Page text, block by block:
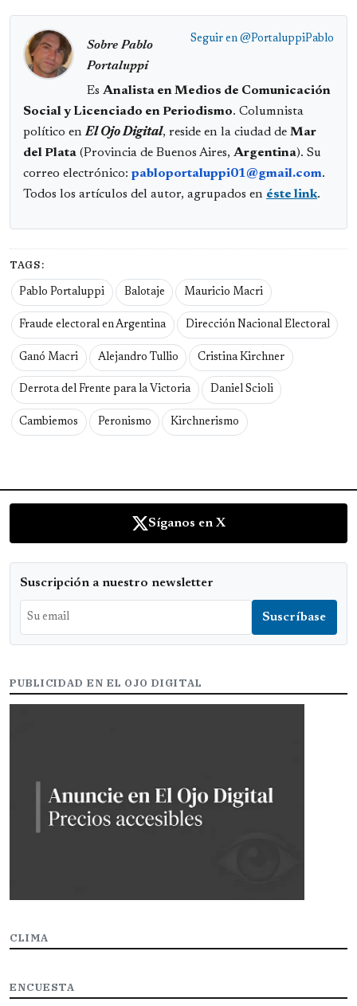
Seguir en @PortaluppiPablo
Sobre Pablo
Portaluppi
Es Analista en Medios de Comunicación
Social y Licenciado en Periodismo. Columnista
político enEl Ojo Digital, reside en la ciudad de Mar
del Plata (Provincia de Buenos Aires, Argentina). Su
correo electrónico: pabloportaluppi01@gmail.com.
Todos los artículos del autor, agrupados en éste link.
TAGS:
Pablo Portaluppi Balotaje Mauricio Macri
Fraude electoral en Argentina Dirección Nacional Electoral
Ganó Macri Alejandro Tullio Cristina Kirchner
Derrota del Frente para la Victoria Daniel Scioli
Cambiemos Peronismo Kirchnerismo
Síganos en X
Suscripción a nuestro newsletter
PUBLICIDAD EN EL OJO DIGITAL
CLIMA
ENCUESTA